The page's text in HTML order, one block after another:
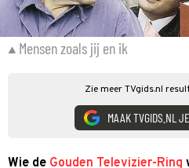
Mensen zoals jij en ik
Zie meer TVgids.nl
MAAK TVGIDS.NL
Wie de Gouden Televizier-Ring